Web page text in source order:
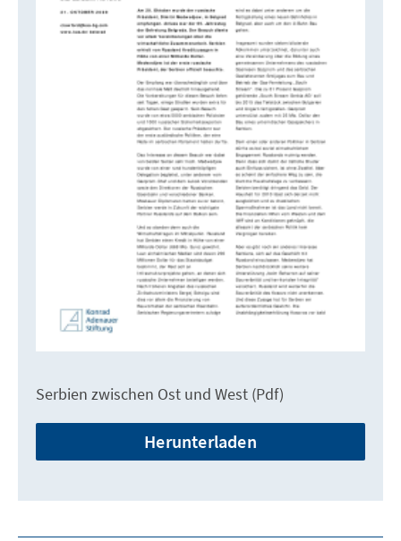
Serbien zwischen Ost und West (Pdf)
Herunterladen